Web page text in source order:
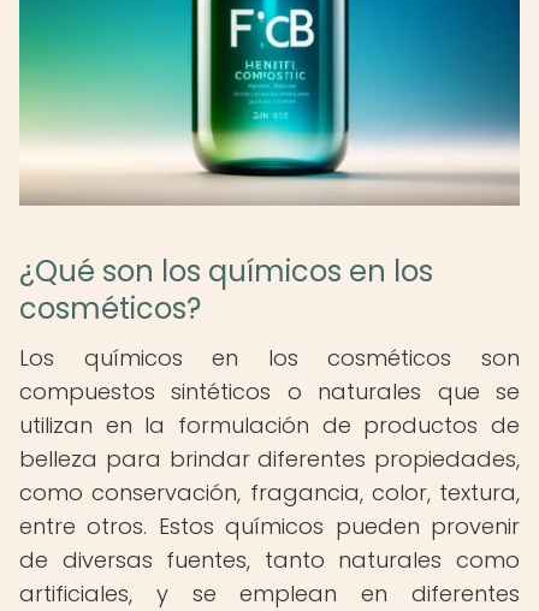
¿Qué son los químicos en los
cosméticos?
Los químicos en los cosméticos son
compuestos sintéticos o naturales que se
utilizan en la formulación de productos de
belleza para brindar diferentes propiedades,
como conservación, fragancia, color, textura,
entre otros. Estos químicos pueden provenir
de diversas fuentes, tanto naturales como
artificiales, y se emplean en diferentes